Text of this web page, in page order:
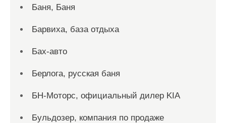
Баня, Баня
Барвиха, база отдыха
Бах-авто
Берлога, русская баня
БН-Моторс, официальный дилер KIA
Бульдозер, компания по продаже